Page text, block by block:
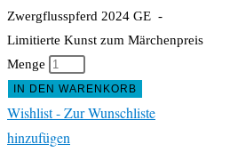
Zwergflusspferd 2024 GE -
Limitierte Kunst zum Märchenpreis
Menge
IN DEN WARENKORB
Wishlist - Zur Wunschliste
hinzufügen